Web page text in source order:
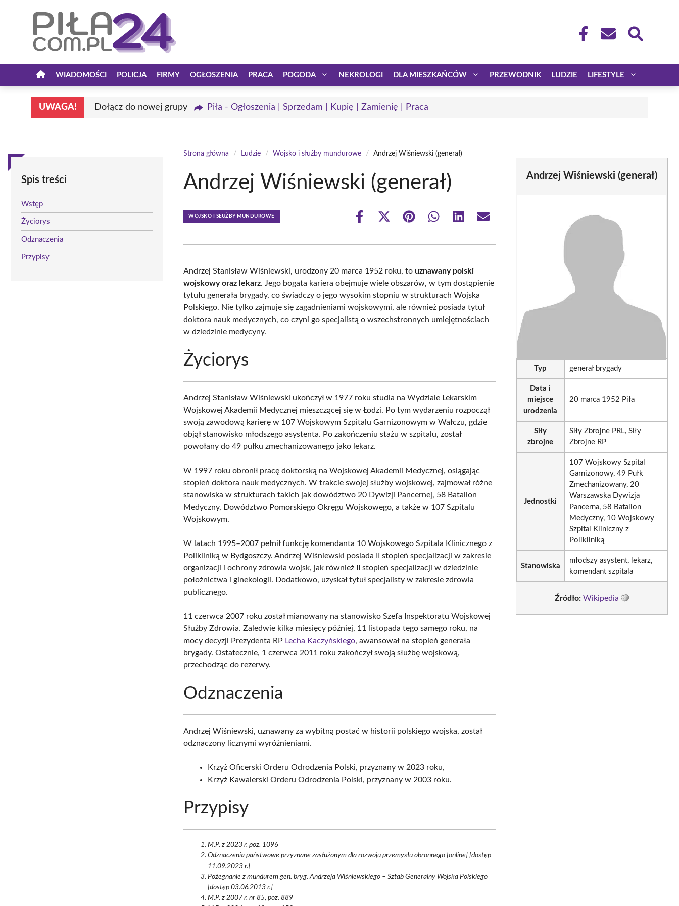
WIADOMOŚCI POLICJA FIRMY OGŁOSZENIA PRACA POGODA NEKROLOGI DLA MIESZKAŃCÓW PRZEWODNIK LUDZIE LIFESTYLE
UWAGA! Dołącz do nowej grupy Piła - Ogłoszenia | Sprzedam | Kupię | Zamienię | Praca
Spis treści
Wstęp
Życiorys
Odznaczenia
Przypisy
Strona główna / Ludzie / Wojsko i służby mundurowe / Andrzej Wiśniewski (generał)
Andrzej Wiśniewski (generał)
WOJSKO I SŁUŻBY MUNDUROWE
Share
Share
(Twitter)
Share Share Share Share
Andrzej Stanisław Wiśniewski, urodzony 20 marca 1952 roku, touznawany polski
wojskowy oraz lekarz. Jego bogata kariera obejmuje wiele obszarów, w tym dostąpienie
tytułu generała brygady, co świadczy o jego wysokim stopniu w strukturach Wojska
Polskiego. Nie tylko zajmuje się zagadnieniami wojskowymi, ale również posiada tytuł
doktora nauk medycznych, co czyni go specjalistą o wszechstronnych umiejętnościach
w dziedzinie medycyny.
Życiorys
Andrzej Stanisław Wiśniewski ukończył w 1977 roku studia na Wydziale Lekarskim
Wojskowej Akademii Medycznej mieszczącej się w Łodzi. Po tym wydarzeniu rozpoczął
swoją zawodową karierę w 107 Wojskowym Szpitalu Garnizonowym w Wałczu, gdzie
objął stanowisko młodszego asystenta. Po zakończeniu stażu w szpitalu, został
powołany do 49 pułku zmechanizowanego jako lekarz.
W 1997 roku obronił pracę doktorską na Wojskowej Akademii Medycznej, osiągając
stopień doktora nauk medycznych. W trakcie swojej służby wojskowej, zajmował różne
stanowiska w strukturach takich jak dowództwo 20 Dywizji Pancernej, 58 Batalion
Medyczny, Dowództwo Pomorskiego Okręgu Wojskowego, a także w 107 Szpitalu
Wojskowym.
W latach 1995–2007 pełnił funkcję komendanta 10 Wojskowego Szpitala Klinicznego z
Polikliniką w Bydgoszczy. Andrzej Wiśniewski posiada II stopień specjalizacji w zakresie
organizacji i ochrony zdrowia wojsk, jak również II stopień specjalizacji w dziedzinie
położnictwa i ginekologii. Dodatkowo, uzyskał tytuł specjalisty w zakresie zdrowia
publicznego.
11 czerwca 2007 roku został mianowany na stanowisko Szefa Inspektoratu Wojskowej
Służby Zdrowia. Zaledwie kilka miesięcy później, 11 listopada tego samego roku, na
mocy decyzji Prezydenta RP Lecha Kaczyńskiego, awansował na stopień generała
brygady. Ostatecznie, 1 czerwca 2011 roku zakończył swoją służbę wojskową,
przechodząc do rezerwy.
Odznaczenia
Andrzej Wiśniewski, uznawany za wybitną postać w historii polskiego wojska, został
odznaczony licznymi wyróżnieniami.
Krzyż Oficerski Orderu Odrodzenia Polski, przyznany w 2023 roku,
Krzyż Kawalerski Orderu Odrodzenia Polski, przyznany w 2003 roku.
Przypisy
M.P. z 2023 r. poz. 1096
Odznaczenia państwowe przyznane zasłużonym dla rozwoju przemysłu obronnego [online] [dostęp
11.09.2023 r.]
Pożegnanie z mundurem gen. bryg. Andrzeja Wiśniewskiego – Sztab Generalny Wojska Polskiego
[dostęp 03.06.2013 r.]
M.P. z 2007 r. nr 85, poz. 889
Andrzej Wiśniewski (generał)
Typ generał brygady
Data i
miejsce
urodzenia
20 marca 1952 Piła
Siły
zbrojne
Siły Zbrojne PRL, Siły
Zbrojne RP
Jednostki
107 Wojskowy Szpital
Garnizonowy, 49 Pułk
Zmechanizowany, 20
Warszawska Dywizja
Pancerna, 58 Batalion
Medyczny, 10 Wojskowy
Szpital Kliniczny z
Polikliniką
Stanowiska
młodszy asystent, lekarz,
komendant szpitala
Źródło: Wikipedia